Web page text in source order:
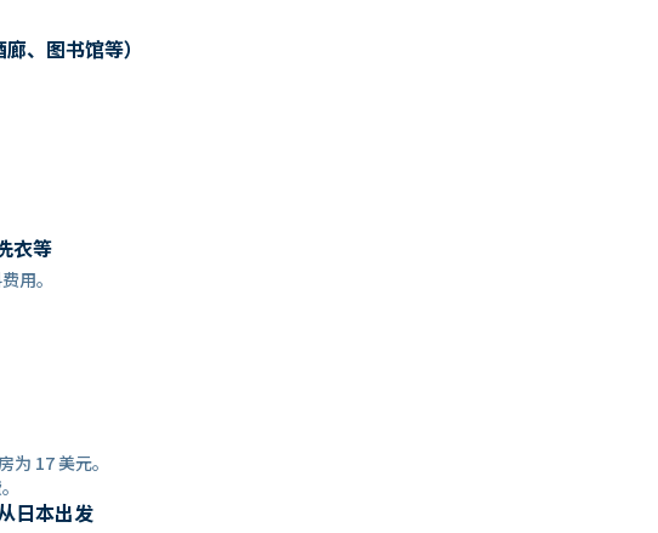
、图书馆等）
衣等
用。
17 美元。
日本出发